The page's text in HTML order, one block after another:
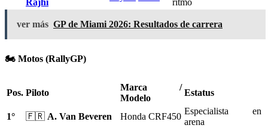
Rajhi ritmo
ver más GP de Miami 2026: Resultados de carrera
🏍️ Motos (RallyGP)
Pos. Piloto
Marca /
Modelo
Estatus
1° 🇫🇷 A. Van Beveren Honda CRF450
Especialista en
arena